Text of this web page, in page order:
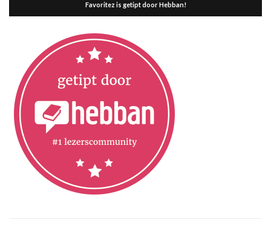
Favoritez is getipt door Hebban!